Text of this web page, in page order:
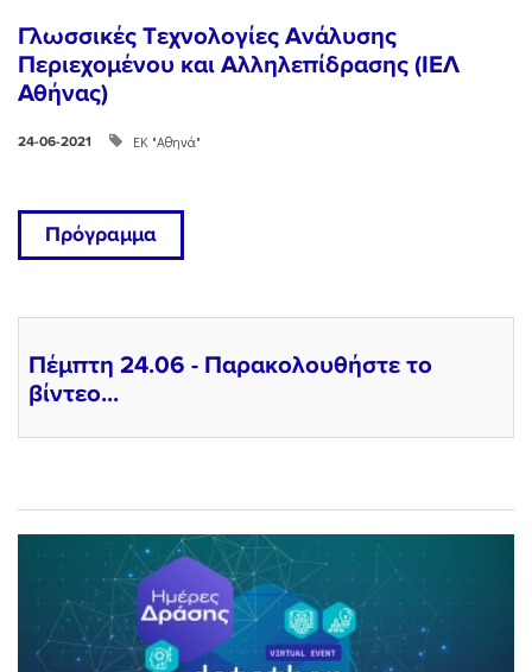
Γλωσσικές Tεχνολογίες Ανάλυσης
Περιεχομένου και Αλληλεπίδρασης (ΙΕΛ
Αθήνας)
24-06-2021 ΕΚ "Αθηνά"
Πρόγραμμα
Πέμπτη 24.06 - Παρακολουθήστε το
βίντεο...